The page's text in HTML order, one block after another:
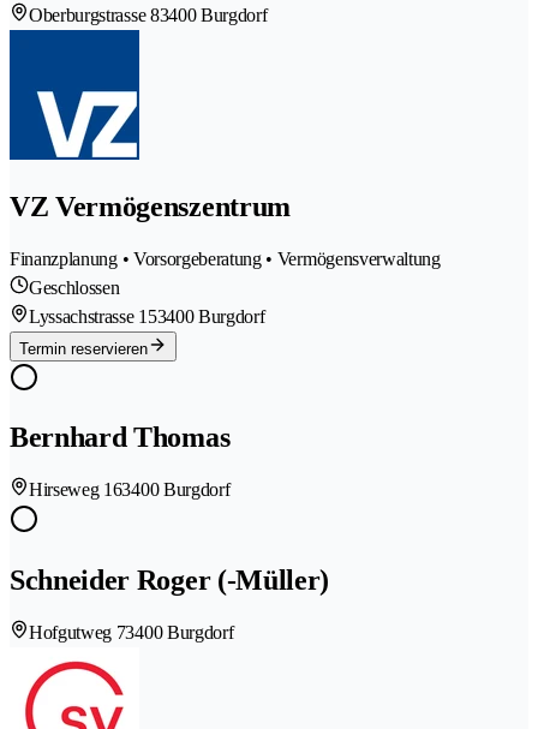
Oberburgstrasse 83400 Burgdorf
VZ Vermögenszentrum
Finanzplanung • Vorsorgeberatung • Vermögensverwaltung
Geschlossen
Lyssachstrasse 153400 Burgdorf
Termin reservieren
Bernhard Thomas
Hirseweg 163400 Burgdorf
Schneider Roger (-Müller)
Hofgutweg 73400 Burgdorf